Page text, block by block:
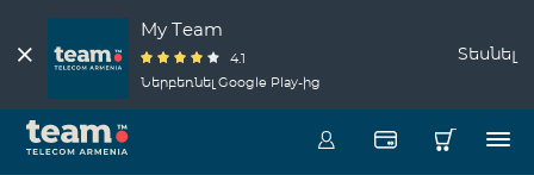
My Team
4.1
Ներբեռնել Google Play-ից
Տեսնել